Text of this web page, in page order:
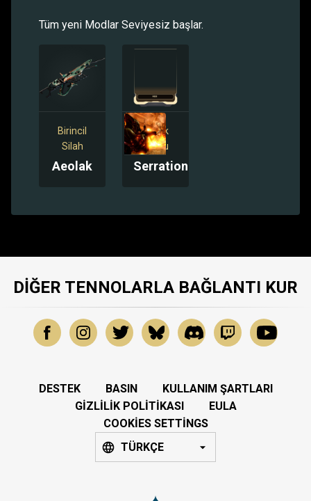
Tüm yeni Modlar Seviyesiz başlar.
Birincil
Silah
Aeolak
Tüfek
Modu
Serration
DIĞER TENNOLARLA BAĞLANTI KUR
DESTEK BASIN
KULLANIM ŞARTLARI
GIZLILIK POLITIKASI
EULA
COOKIES SETTINGS
TÜRKÇE